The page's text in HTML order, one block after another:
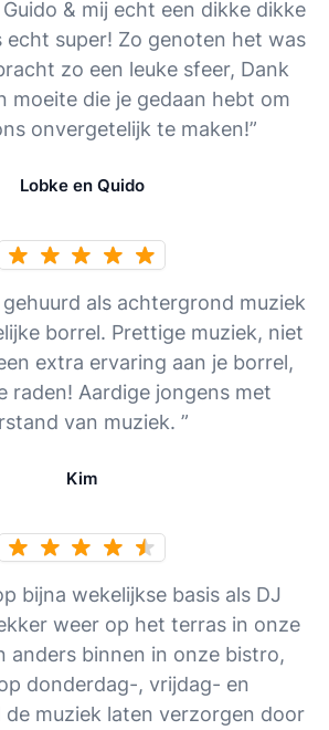
Guido & mij echt een dikke dikke
echt super! Zo genoten het was
zo een leuke sfeer, Dank
moeite die je gedaan hebt om
onvergetelijk te maken!”
Lobke en Quido
gehuurd als achtergrond muziek
borrel. Prettige muziek, niet
extra ervaring aan je borrel,
raden! Aardige jongens met
van muziek. ”
Kim
bijna wekelijkse basis als DJ
weer op het terras in onze
anders binnen in onze bistro,
donderdag-, vrijdag- en
muziek laten verzorgen door